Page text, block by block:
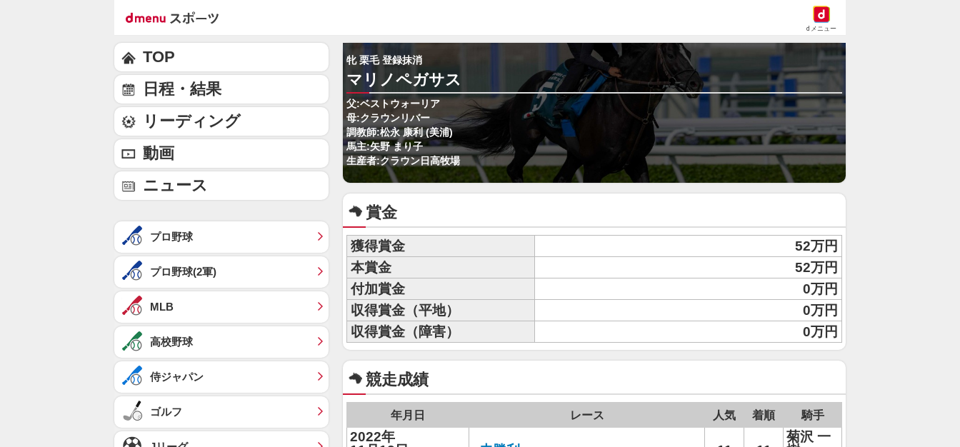
dメニュー
牝 栗毛 登録抹消
マリノペガサス
父:ベストウォーリア
母:クラウンリバー
調教師:松永 康利 (美浦)
馬主:矢野 まり子
生産者:クラウン日高牧場
賞金
獲得賞金
52万円
本賞金
52万円
付加賞金
0万円
収得賞金（平地）
0万円
収得賞金（障害）
0万円
競走成績
年月日 レース 人気 着順 騎手
2022年
菊沢 一
TOP
日程・結果
リーディング
動画
ニュース
プロ野球
プロ野球(2軍)
MLB
高校野球
侍ジャパン
ゴルフ